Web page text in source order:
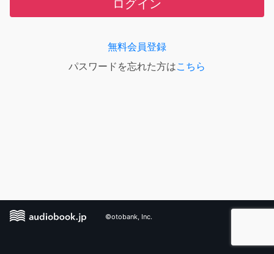
ログイン
無料会員登録
パスワードを忘れた方はこちら
©otobank, Inc.